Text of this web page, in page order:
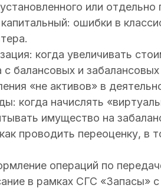
или
ошибки в
когда увеличивать
балансовых и
«не активов» в
когда начислять
имущество на
проводить переоценку, в
операций по
в рамках СГС «Запасы»